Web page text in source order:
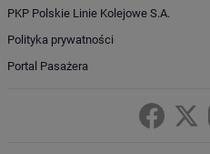
PKP Polskie Linie Kolejowe S.A.
Polityka prywatności
Portal Pasażera